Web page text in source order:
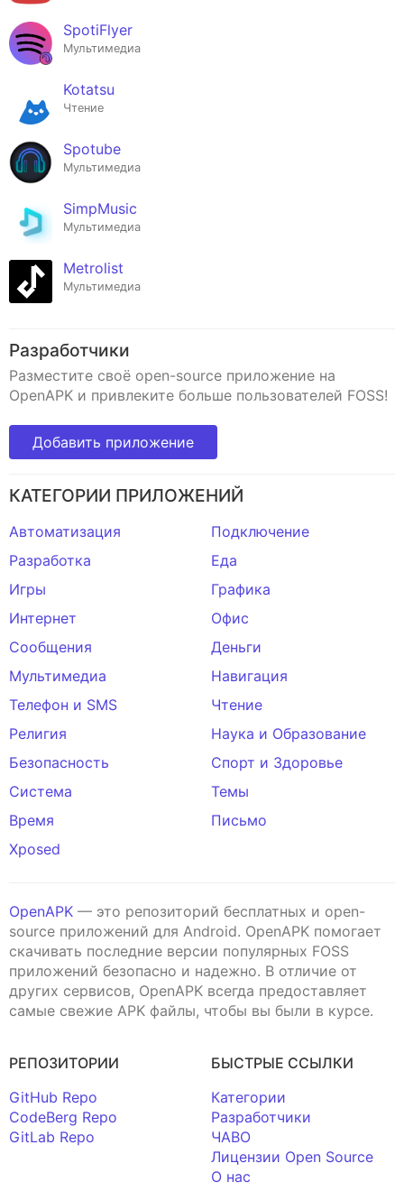
SpotiFlyer
Мультимедиа
Kotatsu
Чтение
Spotube
Мультимедиа
SimpMusic
Мультимедиа
Metrolist
Мультимедиа
Разработчики
Разместите своё open-source приложение на
OpenAPK и привлеките больше пользователей FOSS!
Добавить приложение
КАТЕГОРИИ ПРИЛОЖЕНИЙ
Автоматизация
Подключение
Разработка
Еда
Игры
Графика
Интернет
Офис
Сообщения
Деньги
Мультимедиа
Навигация
Телефон и SMS
Чтение
Религия
Наука и Образование
Безопасность
Спорт и Здоровье
Система
Темы
Время
Письмо
Xposed
OpenAPK — это репозиторий бесплатных и open-
source приложений для Android. OpenAPK помогает
скачивать последние версии популярных FOSS
приложений безопасно и надежно. В отличие от
других сервисов, OpenAPK всегда предоставляет
самые свежие APK файлы, чтобы вы были в курсе.
РЕПОЗИТОРИИ
GitHub Repo
CodeBerg Repo
GitLab Repo
БЫСТРЫЕ ССЫЛКИ
Категории
Разработчики
ЧАВО
Лицензии Open Source
О нас